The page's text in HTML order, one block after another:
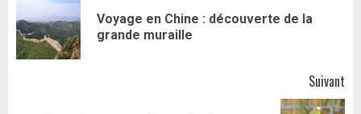
d’articleVoyage en Chine : découverte de la
grande muraille
Suivant